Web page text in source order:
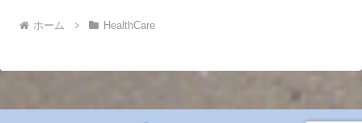
ホーム HealthCare